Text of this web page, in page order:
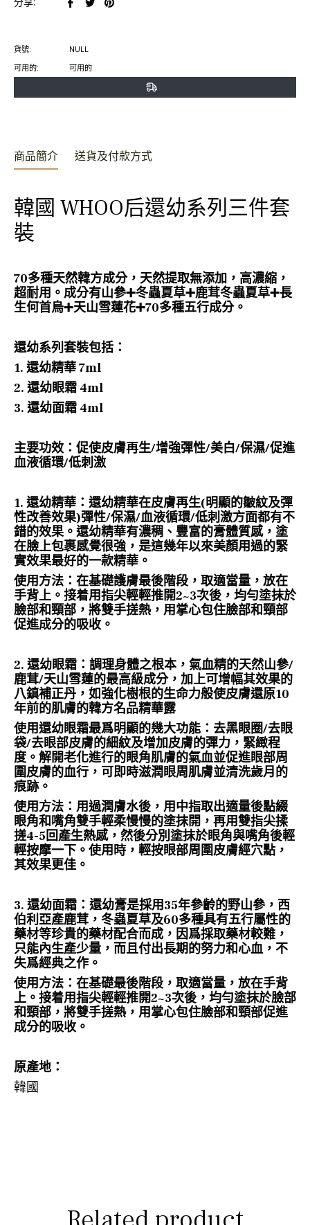
上
分
貨號:
NULL
可用的:
可用的
商品簡介 送貨及付款方式
韓國 WHOO后還幼系列三件套
裝
70多種天然韓方成分，天然提取無添加，高濃縮，
超耐用。成分有山參➕冬蟲夏草➕鹿茸冬蟲夏草➕長
生何首烏➕天山雪蓮花➕70多種五行成分。
還幼系列套裝包括 ：
1. 還幼精華 7ml
2. 還幼眼霜 4ml
3. 還幼面霜 4ml
主要功效：促使皮膚再生/增強彈性/美白/保濕/促進
血液循環/低刺激
1. 還幼精華：還幼精華在皮膚再生(明顯的皺紋及彈
性改善效果)彈性/保濕/血液循環/低刺激方面都有不
錯的效果。還幼精華有濃稠、豐富的膏體質感，塗
在臉上包裹感覺很強，是這幾年以來美顏用過的緊
實效果最好的一款精華。
使用方法：在基礎護膚最後階段，取適當量，放在
手背上。接着用指尖輕輕推開2~3次後，均勻塗抹於
臉部和頸部，將雙手搓熱，用掌心包住臉部和頸部
促進成分的吸收。
2. 還幼眼霜：調理身體之根本，氣血精的天然山參/
鹿茸/天山雪蓮的最高級成分，加上可增幅其效果的
八鎮補正丹，如強化樹根的生命力般使皮膚還原10
年前的肌膚的韓方名品精華露
使用還幼眼霜最爲明顯的幾大功能：去黑眼圈/去眼
袋/去眼部皮膚的細紋及增加皮膚的彈力，緊緻程
度。解開老化進行的眼角肌膚的氣血並促進眼部周
圍皮膚的血行，可即時滋潤眼周肌膚並清洗歲月的
痕跡。
使用方法：用過潤膚水後，用中指取出適量後點綴
眼角和嘴角雙手輕柔慢慢的塗抹開，再用雙指尖揉
搓4-5回產生熱感，然後分別塗抹於眼角與嘴角後輕
輕按摩一下。使用時，輕按眼部周圍皮膚經穴點，
其效果更佳。
3. 還幼面霜 ：還幼膏是採用35年參齡的野山參，西
伯利亞產鹿茸，冬蟲夏草及60多種具有五行屬性的
藥材等珍貴的藥材配合而成，因爲採取藥材較難，
只能內生產少量，而且付出長期的努力和心血，不
失爲經典之作。
使用方法：在基礎最後階段，取適當量，放在手背
上。接着用指尖輕輕推開2~3次後，均勻塗抹於臉部
和頸部，將雙手搓熱，用掌心包住臉部和頸部促進
成分的吸收。
原產地：
韓國